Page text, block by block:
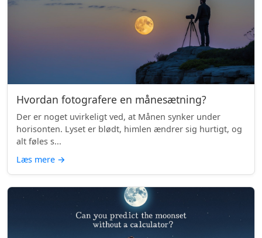
Hvordan fotografere en månesætning?
Der er noget uvirkeligt ved, at Månen synker under
horisonten. Lyset er blødt, himlen ændrer sig hurtigt, og
alt føles s...
Læs mere →